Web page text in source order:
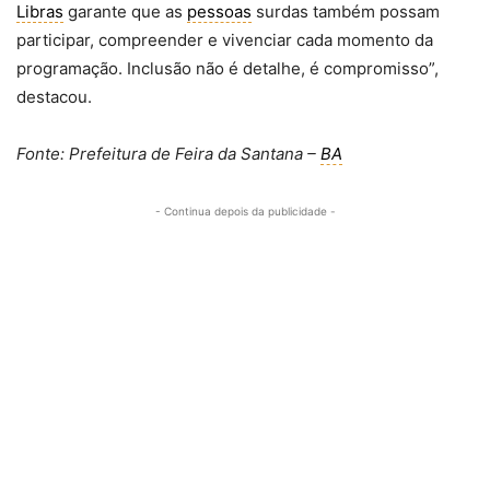
Libras garante que as pessoas surdas também possam
participar, compreender e vivenciar cada momento da
programação. Inclusão não é detalhe, é compromisso”,
destacou.
Fonte: Prefeitura de Feira da Santana – BA
- Continua depois da publicidade -